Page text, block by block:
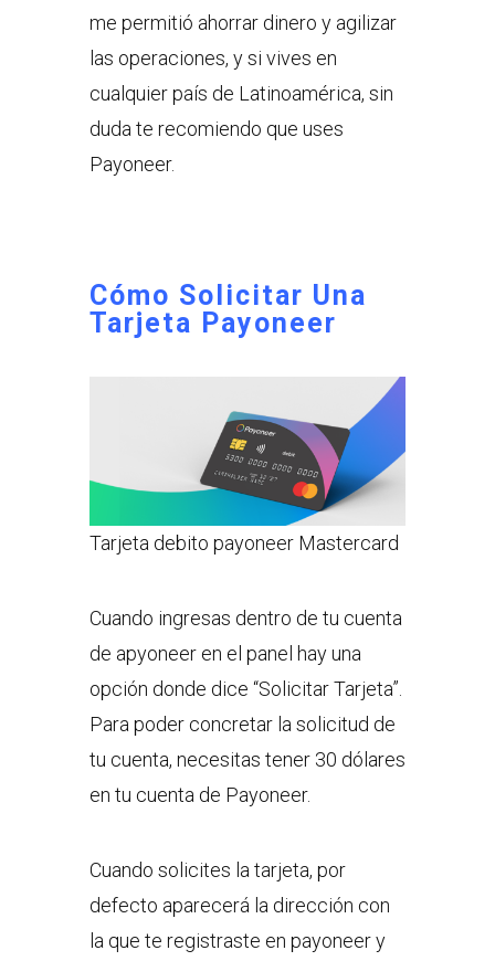
me permitió ahorrar dinero y agilizar
las operaciones, y si vives en
cualquier país de Latinoamérica, sin
duda te recomiendo que uses
Payoneer.
Cómo Solicitar Una
Tarjeta Payoneer
Tarjeta debito payoneer Mastercard
Cuando ingresas dentro de tu cuenta
de apyoneer en el panel hay una
opción donde dice “Solicitar Tarjeta”.
Para poder concretar la solicitud de
tu cuenta, necesitas tener 30 dólares
en tu cuenta de Payoneer.
Cuando solicites la tarjeta, por
defecto aparecerá la dirección con
la que te registraste en payoneer y